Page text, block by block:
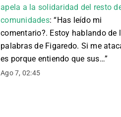
apela a la solidaridad del resto
comunidades: “Has leído mi
comentario?. Estoy hablando de
palabras de Figaredo. Si me
es porque entiendo que sus…”
Ago 7, 02:45